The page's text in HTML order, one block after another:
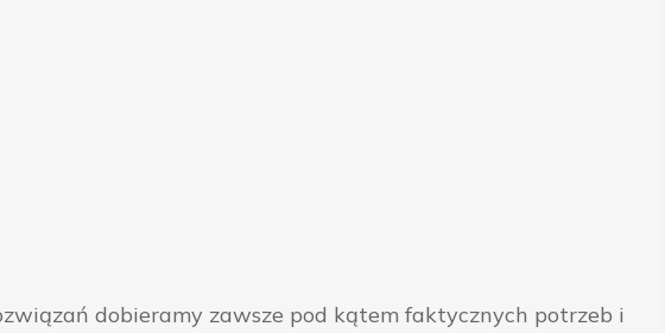
dobieramy zawsze pod kątem faktycznych potrzeb i